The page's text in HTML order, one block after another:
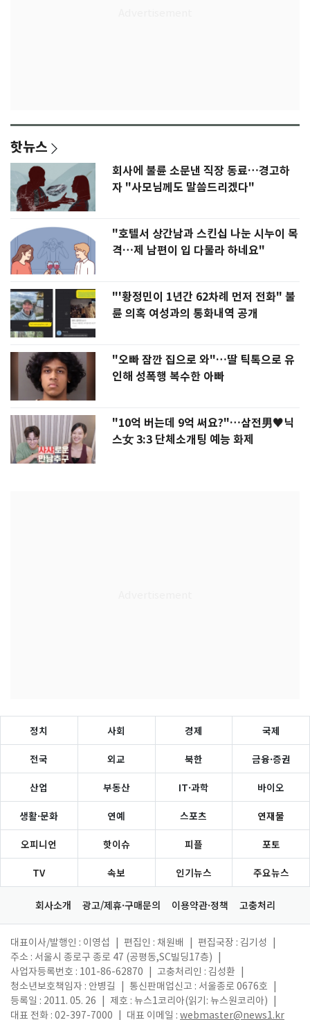
핫뉴스
회사에 불륜 소문낸 직장 동료…경고하
자 "사모님께도 말씀드리겠다"
"호텔서 상간남과 스킨십 나눈 시누이 목
격…제 남편이 입 다물라 하네요"
"'황정민이 1년간 62차례 먼저 전화" 불
륜 의혹 여성과의 통화내역 공개
"오빠 잠깐 집으로 와"…딸 틱톡으로 유
인해 성폭행 복수한 아빠
"10억 버는데 9억 써요?"…삼전男♥닉
스女 3:3 단체소개팅 예능 화제
정치 사회 경제 국제
전국 외교 북한 금융·증권
산업 부동산 IT·과학 바이오
생활·문화 연예 스포츠 연재물
오피니언 핫이슈 피플 포토
TV 속보 인기뉴스 주요뉴스
회사소개 광고/제휴·구매문의 이용약관·정책 고충처리
대표이사/발행인 : 이영섭 편집인 : 채원배 편집국장 : 김기성
주소 : 서울시 종로구 종로 47 (공평동,SC빌딩17층)
사업자등록번호 : 101-86-62870
고충처리인 : 김성환
청소년보호책임자 : 안병길
통신판매업신고 : 서울종로 0676호
등록일 : 2011. 05. 26
제호 : 뉴스1코리아(읽기: 뉴스원코리아)
대표 전화 : 02-397-7000
대표 이메일 : webmaster@news1.kr